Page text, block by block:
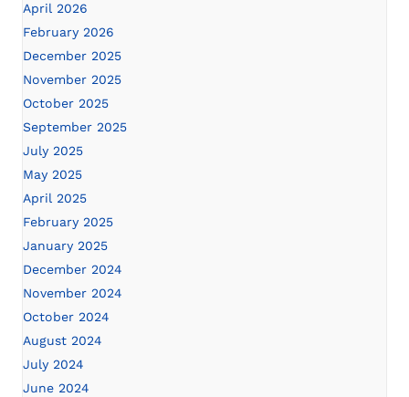
April 2026
February 2026
December 2025
November 2025
October 2025
September 2025
July 2025
May 2025
April 2025
February 2025
January 2025
December 2024
November 2024
October 2024
August 2024
July 2024
June 2024